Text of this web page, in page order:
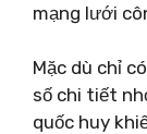
mạng lưới
Mặc dù chỉ
số chi tiết
quốc huy